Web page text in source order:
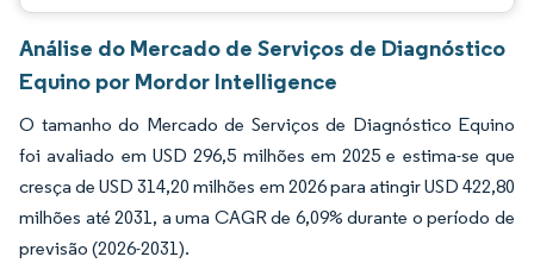
Análise do Mercado de Serviços de Diagnóstico
Equino por Mordor Intelligence
O tamanho do Mercado de Serviços de Diagnóstico Equino
foi avaliado em USD 296,5 milhões em 2025 e estima-se que
cresça de USD 314,20 milhões em 2026 para atingir USD 422,80
milhões até 2031, a uma CAGR de 6,09% durante o período de
previsão (2026-2031).